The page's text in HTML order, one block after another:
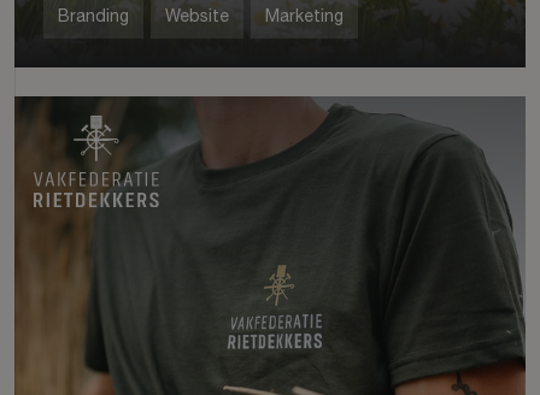
Branding Website Marketing